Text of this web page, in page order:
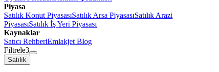
Piyasa
Satılık Konut PiyasasıSatılık Arsa PiyasasıSatılık Arazi
PiyasasıSatılık İş Yeri Piyasası
Kaynaklar
Satıcı RehberiEmlakjet Blog
Filtrele3
Satılık